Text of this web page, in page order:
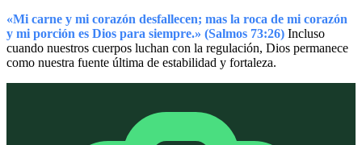
«Mi carne y mi corazón desfallecen; mas la roca de mi corazón
y mi porción es Dios para siempre.» (Salmos 73:26) Incluso
cuando nuestros cuerpos luchan con la regulación, Dios permanece
como nuestra fuente última de estabilidad y fortaleza.